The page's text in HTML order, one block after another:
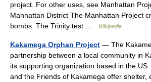
project. For other uses, see Manhattan
Manhattan District The Manhattan Project
bombs. The Trinity test …
Wikipedia
Kakamega Orphan Project — The
partnership between a local community in
its supporting organization based in the
and the Friends of Kakamega offer shelter,